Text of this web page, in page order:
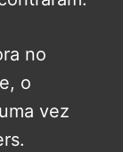
no
o
vez